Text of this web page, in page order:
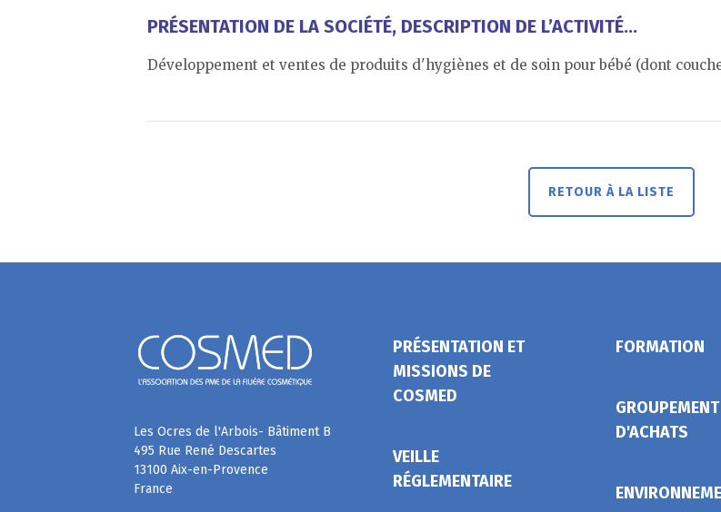
PRÉSENTATION DE LA SOCIÉTÉ, DESCRIPTION DE L’ACTIVITÉ...
Développement et ventes de produits d'hygiènes et de soin pour bébé (dont
RETOUR À LA LISTE
Les Ocres de l'Arbois- Bâtiment B
495 Rue René Descartes
13100 Aix-en-Provence
France
PRÉSENTATION ET
MISSIONS DE
COSMED
VEILLE
RÉGLEMENTAIRE
FORMATION
GROUPEMENT
D'ACHATS